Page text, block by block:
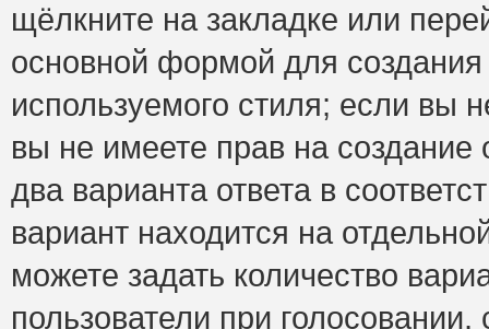
щёлкните на закладке или
основной формой для
используемого стиля; если вы
вы не имеете прав на
два варианта ответа в
вариант находится на
можете задать количество
пользователи при